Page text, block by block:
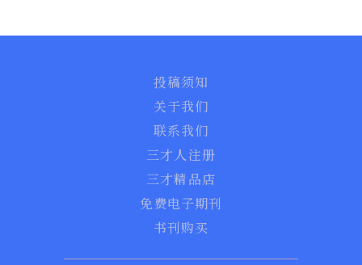
投稿须知
关于我们
联系我们
三才人注册
三才精品店
免费电子期刊
书刊购买